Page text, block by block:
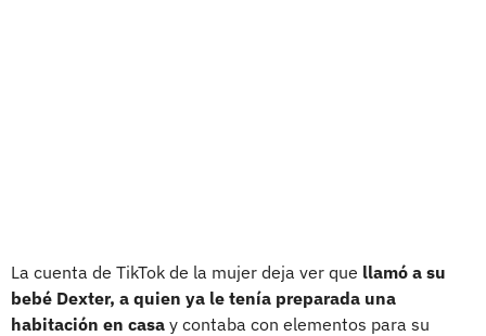
La cuenta de TikTok de la mujer deja ver que llamó a su
bebé Dexter, a quien ya le tenía preparada una
habitación en casa y contaba con elementos para su